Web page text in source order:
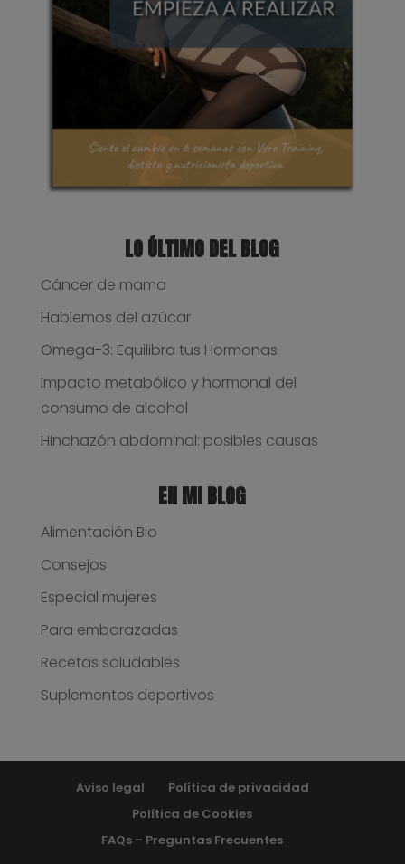
LO ÚLTIMO DEL BLOG
Cáncer de mama
Hablemos del azúcar
Omega-3: Equilibra tus Hormonas
Impacto metabólico y hormonal del
consumo de alcohol
Hinchazón abdominal: posibles causas
EN MI BLOG
Alimentación Bio
Consejos
Especial mujeres
Para embarazadas
Recetas saludables
Suplementos deportivos
Aviso legal
Política de privacidad
Política de Cookies
FAQs – Preguntas Frecuentes